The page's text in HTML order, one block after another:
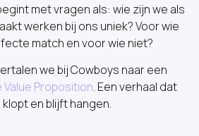
met vragen als: wie zijn we als
werken bij ons uniek? Voor wie
match en voor wie niet?
we bij Cowboys naar een
Value Proposition. Een verhaal dat
klopt en blijft hangen.